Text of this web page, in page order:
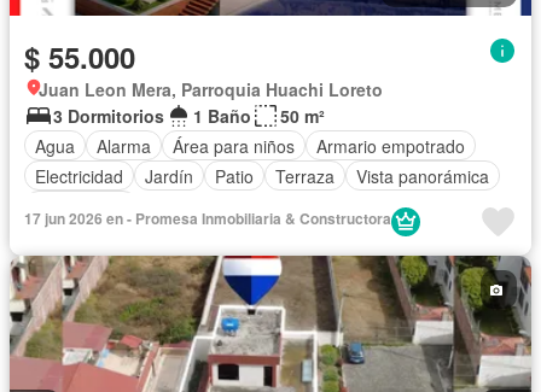
$ 55.000
Juan Leon Mera, Parroquia Huachi Loreto
3 Dormitorios
1 Baño
50 m²
Agua
Alarma Área para niños
Armario empotrado
Electricidad
Jardín Patio Terraza
Vista panorámica
17 jun 2026 en - Promesa Inmobiliaria & Constructora